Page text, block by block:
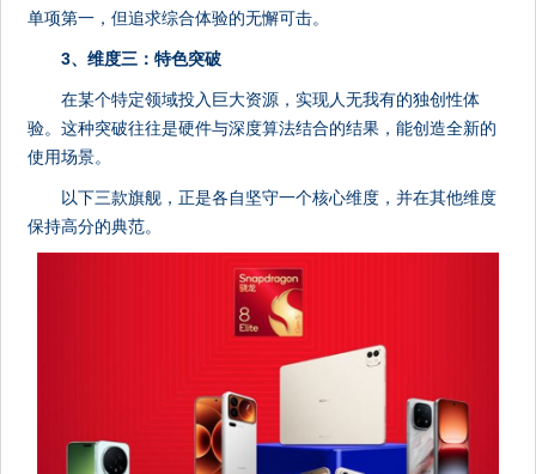
单项第一，但追求综合体验的无懈可击。
3、维度三：特色突破
在某个特定领域投入巨大资源，实现人无我有的独创性体
验。这种突破往往是硬件与深度算法结合的结果，能创造全新的
使用场景。
以下三款旗舰，正是各自坚守一个核心维度，并在其他维度
保持高分的典范。